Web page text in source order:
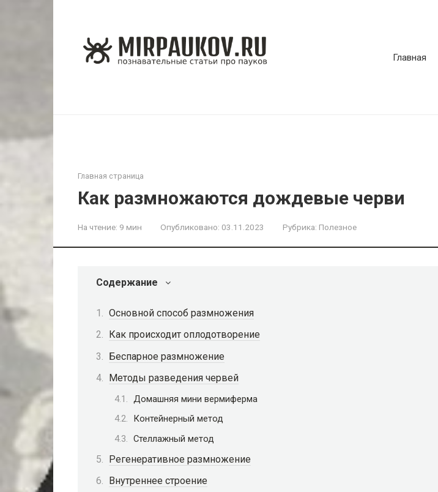
Главная
Главная страница
Как размножаются дождевые черви
На чтение: 9 мин Опубликовано: 03.11.2023 Рубрика: Полезное
Содержание
Основной способ размножения
Как происходит оплодотворение
Беспарное размножение
Методы разведения червей
Домашняя мини вермиферма
Контейнерный метод
Стеллажный метод
Регенеративное размножение
Внутреннее строение